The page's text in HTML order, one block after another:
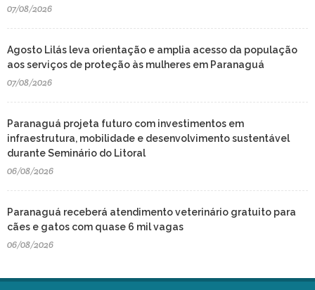
07/08/2026
Agosto Lilás leva orientação e amplia acesso da população
aos serviços de proteção às mulheres em Paranaguá
07/08/2026
Paranaguá projeta futuro com investimentos em
infraestrutura, mobilidade e desenvolvimento sustentável
durante Seminário do Litoral
06/08/2026
Paranaguá receberá atendimento veterinário gratuito para
cães e gatos com quase 6 mil vagas
06/08/2026